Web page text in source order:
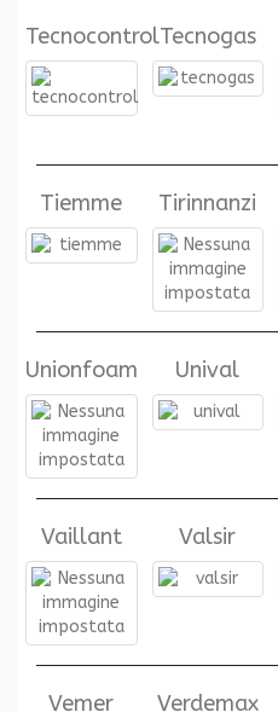
TecnocontrolTecnogas
Tiemme Tirinnanzi
Unionfoam Unival
Vaillant Valsir
Vemer
Verdemax